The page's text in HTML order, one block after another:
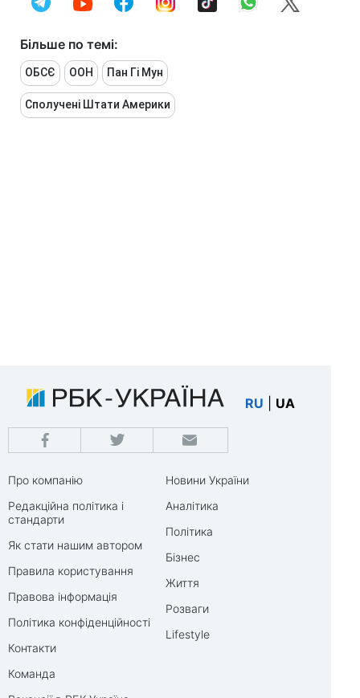
Більше по темі:
ОБСЄ ООН Пан Гі Мун
Сполучені Штати Америки
RU UA
Про компанію
Редакційна політика і
стандарти
Як стати нашим автором
Правила користування
Правова інформація
Політика конфіденційності
Контакти
Команда
Новини України
Аналітика
Політика
Бізнес
Життя
Розваги
Lifestyle